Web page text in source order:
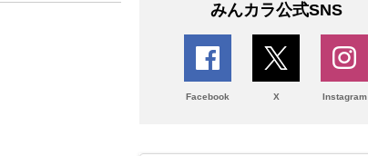
みんカラ公式SNS
Facebook X Instagram